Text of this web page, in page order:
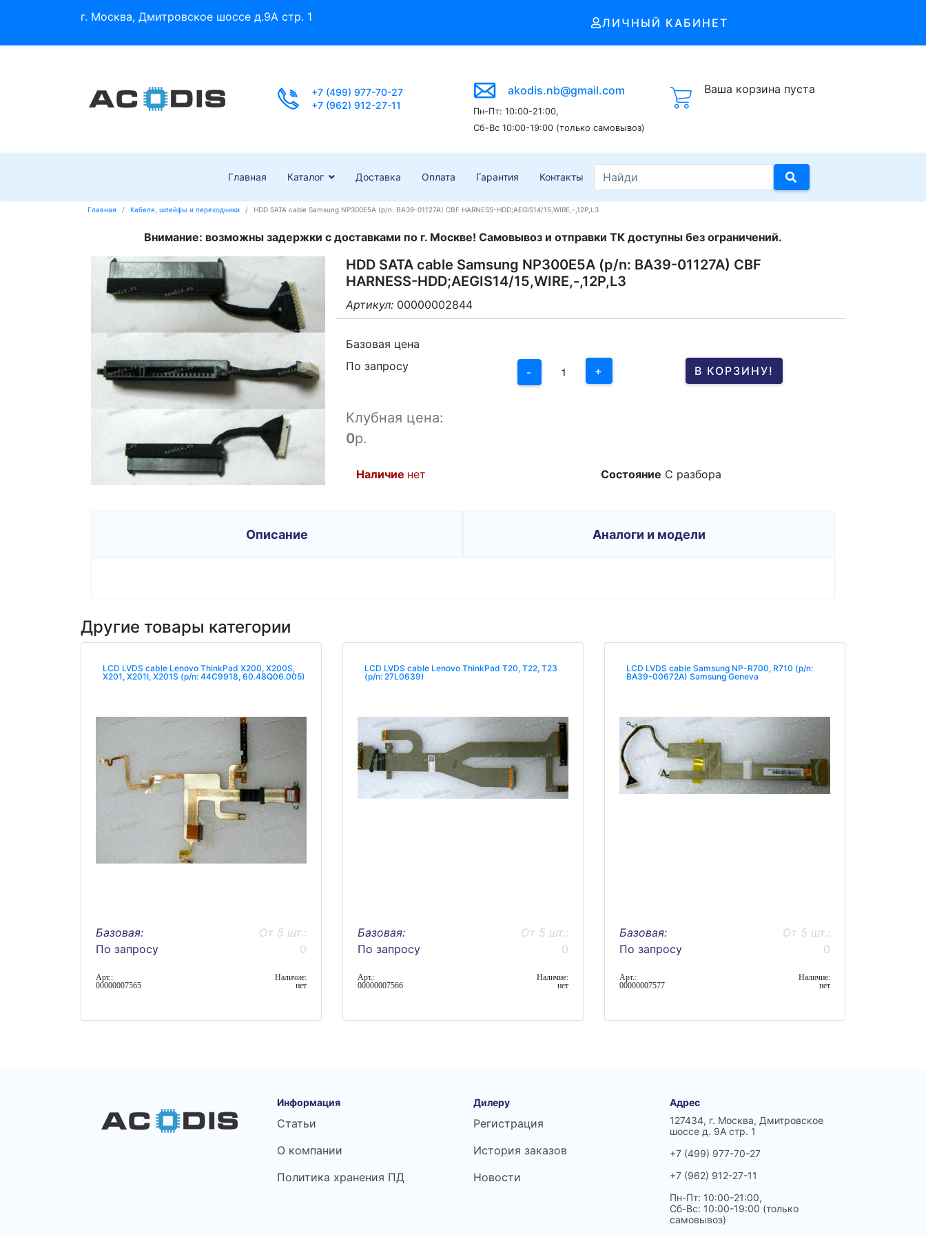
г. Москва, Дмитровское шоссе д.9А стр. 1 ЛИЧНЫЙ КАБИНЕТ
+7 (499) 977-70-27
+7 (962) 912-27-11
akodis.nb@gmail.com
Пн-Пт: 10:00-21:00,
Сб-Вс 10:00-19:00 (только самовывоз)
Ваша корзина пуста
Главная Каталог Доставка Оплата Гарантия Контакты
Главная Кабеля, шлейфы и переходники HDD SATA cable Samsung NP300E5A (p/n: BA39-01127A) CBF HARNESS-HDD;AEGIS14/15,WIRE,-,12P,L3
Внимание: возможны задержки с доставками по г. Москве! Самовывоз и отправки ТК доступны без ограничений.
HDD SATA cable Samsung NP300E5A (p/n: BA39-01127A) CBF
HARNESS-HDD;AEGIS14/15,WIRE,-,12P,L3
Артикул: 00000002844
Базовая цена
По запросу
-
3
1
+ В КОРЗИНУ!
Клубная цена:
0р.
Наличие нет Состояние С разбора
Описание Аналоги и модели
Другие товары категории
LCD LVDS cable Lenovo ThinkPad X200, X200S,
X201, X201I, X201S (p/n: 44C9918, 60.48Q06.005)
Базовая:
По запросу
От 5 шт.:
0
Арт.:
00000007565
Наличие:
нет
LCD LVDS cable Lenovo ThinkPad T20, T22, T23
(p/n: 27L0639)
Базовая:
По запросу
От 5 шт.:
0
Арт.:
00000007566
Наличие:
нет
LCD LVDS cable Samsung NP-R700, R710 (p/n:
BA39-00672A) Samsung Geneva
Базовая:
По запросу
От 5 шт.:
0
Арт.:
00000007577
Наличие:
нет
Информация
Статьи
О компании
Политика хранения ПД
Дилеру
Регистрация
История заказов
Новости
Адрес
127434, г. Москва, Дмитровское
шоссе д. 9А стр. 1
+7 (499) 977-70-27
+7 (962) 912-27-11
Пн-Пт: 10:00-21:00,
Сб-Вс: 10:00-19:00 (только
самовывоз)